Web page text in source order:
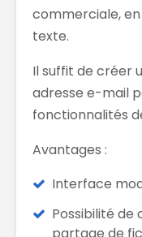
commerciale,
texte.
Il suffit de créer
adresse e-mail
fonctionnalités
Avantages :
Interface
Possibilité